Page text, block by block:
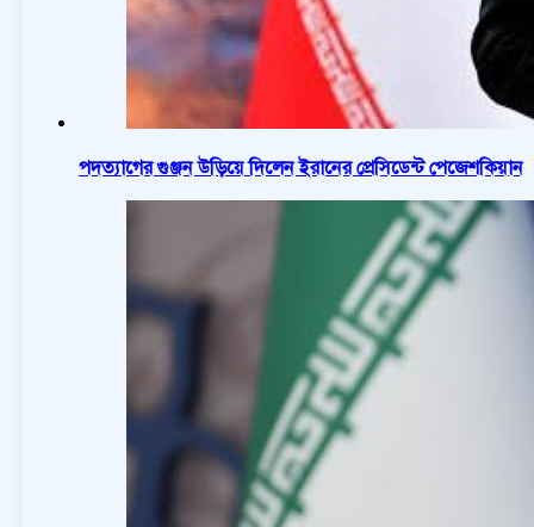
পদত্যাগের গুঞ্জন উড়িয়ে দিলেন ইরানের প্রেসিডেন্ট পেজেশকিয়ান